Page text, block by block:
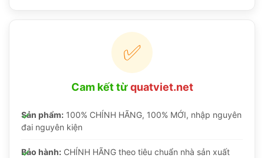
✅
Cam kết từquatviet.net
Sản phẩm: 100% CHÍNH HÃNG, 100% MỚI, nhập nguyên
đai nguyên kiện
Bảo hành: CHÍNH HÃNG theo tiêu chuẩn nhà sản xuất